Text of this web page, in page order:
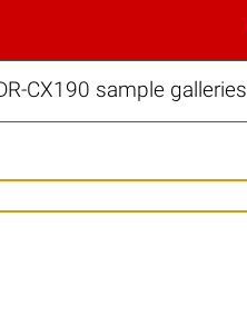
CX190 sample galleries